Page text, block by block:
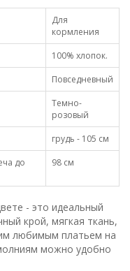
Для
кормления
100% хлопок.
Повседневный
Темно-
розовый
грудь - 105 см
до
98 cм
- это идеальный
крой, мягкая ткань,
любимым платьем на
можно удобно